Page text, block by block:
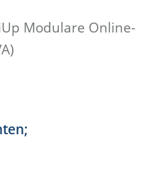
Modulare Online-